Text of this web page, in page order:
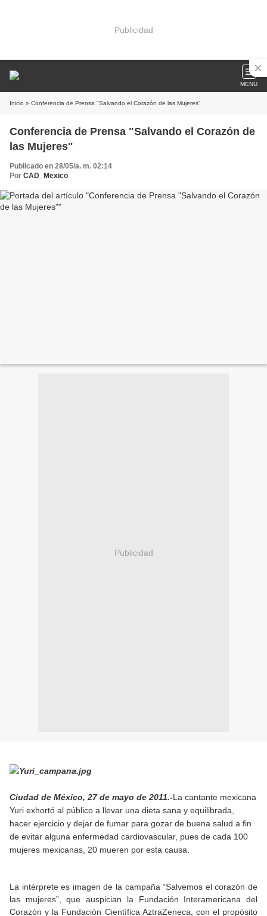
Publicidad
MENU
Inicio » Conferencia de Prensa "Salvando el Corazón de las Mujeres"
Conferencia de Prensa "Salvando el Corazón de
las Mujeres"
Publicado en 28/05/a. m. 02:14
Por CAD_Mexico
Publicidad
Ciudad de México, 27 de mayo de 2011.-La cantante mexicana
Yuri exhortó al público a llevar una dieta sana y equilibrada,
hacer ejercicio y dejar de fumar para gozar de buena salud a fin
de evitar alguna enfermedad cardiovascular, pues de cada 100
mujeres mexicanas, 20 mueren por esta causa.
La intérprete es imagen de la campaña “Salvemos el corazón de
las mujeres”, que auspician la Fundación Interamericana del
Corazón y la Fundación Científica AztraZeneca, con el propósito